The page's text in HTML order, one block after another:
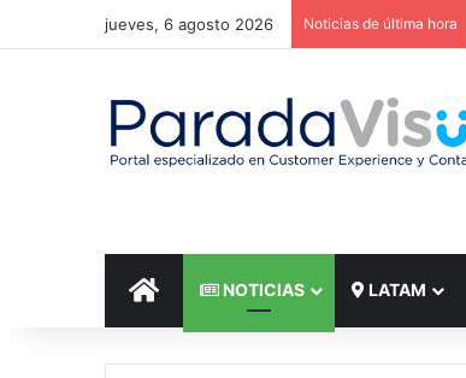
jueves, 6 agosto 2026 Noticias de última hora
INICIO NOTICIAS LATAM